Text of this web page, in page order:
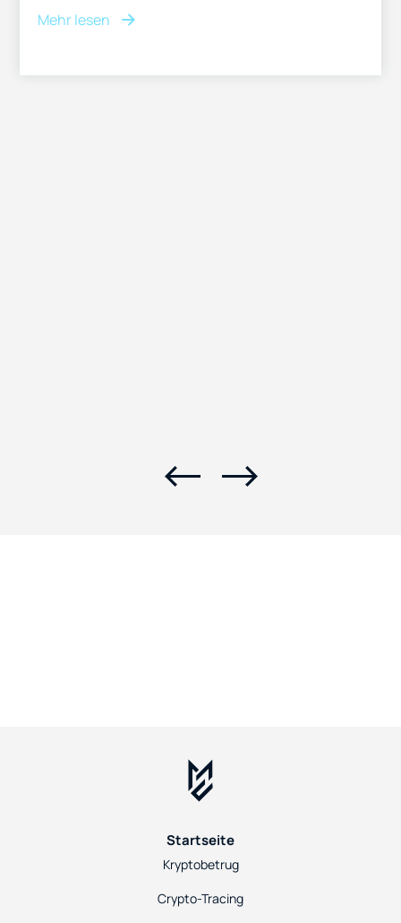
Mehr lesen
Startseite
Kryptobetrug
Crypto-Tracing